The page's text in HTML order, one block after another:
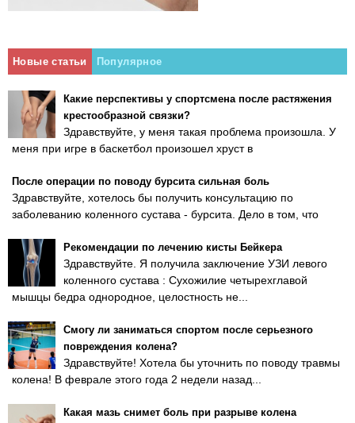
Новые статьи Популярное
Какие перспективы у спортсмена после растяжения
крестообразной связки?
Здравствуйте, у меня такая проблема произошла. У
меня при игре в баскетбол произошел хруст в
После операции по поводу бурсита сильная боль
Здравствуйте, хотелось бы получить консультацию по
заболеванию коленного сустава - бурсита. Дело в том, что
Рекомендации по лечению кисты Бейкера
Здравствуйте. Я получила заключение УЗИ левого
коленного сустава : Сухожилие четырехглавой
мышцы бедра однородное, целостность не...
Смогу ли заниматься спортом после серьезного
повреждения колена?
Здравствуйте! Хотела бы уточнить по поводу травмы
колена! В феврале этого года 2 недели назад...
Какая мазь снимет боль при разрыве колена